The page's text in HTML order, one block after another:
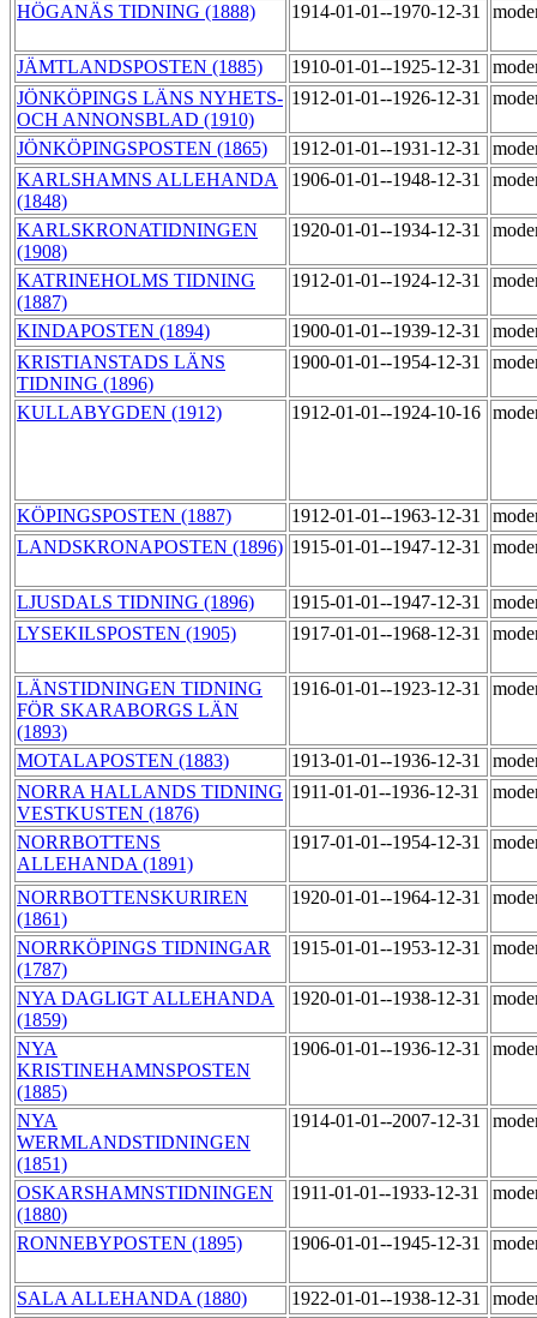
HÖGANÄS TIDNING (1888)
1914-01-01--1970-12-31
JÄMTLANDSPOSTEN (1885) 1910-01-01--1925-12-31
JÖNKÖPINGS LÄNS NYHETS-
OCH ANNONSBLAD (1910)
1912-01-01--1926-12-31
JÖNKÖPINGSPOSTEN (1865) 1912-01-01--1931-12-31
KARLSHAMNS ALLEHANDA
(1848)
1906-01-01--1948-12-31
KARLSKRONATIDNINGEN
(1908)
1920-01-01--1934-12-31
KATRINEHOLMS TIDNING
(1887)
1912-01-01--1924-12-31
KINDAPOSTEN (1894) 1900-01-01--1939-12-31
KRISTIANSTADS LÄNS
TIDNING (1896)
1900-01-01--1954-12-31
KULLABYGDEN (1912) 1912-01-01--1924-10-16
KÖPINGSPOSTEN (1887) 1912-01-01--1963-12-31
LANDSKRONAPOSTEN (1896) 1915-01-01--1947-12-31
LJUSDALS TIDNING (1896) 1915-01-01--1947-12-31
LYSEKILSPOSTEN (1905)
1917-01-01--1968-12-31
LÄNSTIDNINGEN TIDNING
FÖR SKARABORGS LÄN
(1893)
1916-01-01--1923-12-31
MOTALAPOSTEN (1883) 1913-01-01--1936-12-31
NORRA HALLANDS TIDNING
VESTKUSTEN (1876)
1911-01-01--1936-12-31
NORRBOTTENS
ALLEHANDA (1891)
1917-01-01--1954-12-31
NORRBOTTENSKURIREN
(1861)
1920-01-01--1964-12-31
NORRKÖPINGS TIDNINGAR
(1787)
1915-01-01--1953-12-31
NYA DAGLIGT ALLEHANDA
(1859)
1920-01-01--1938-12-31
NYA
KRISTINEHAMNSPOSTEN
(1885)
1906-01-01--1936-12-31
NYA
WERMLANDSTIDNINGEN
(1851)
1914-01-01--2007-12-31
OSKARSHAMNSTIDNINGEN
(1880)
1911-01-01--1933-12-31
RONNEBYPOSTEN (1895) 1906-01-01--1945-12-31
SALA ALLEHANDA (1880) 1922-01-01--1938-12-31